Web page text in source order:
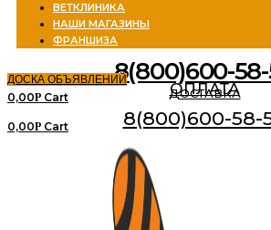
ВЕТКЛИНИКА
НАШИ МАГАЗИНЫ
ФРАНШИЗА
8(800)600-
ДОСКА ОБЪЯВЛЕНИЙ
ДОСТАВКА
ОПЛАТА
0,00Р Cart
8(800)600-58-
0,00Р Cart